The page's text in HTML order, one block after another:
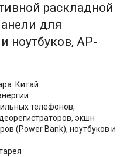
раскладной
для
ноутбуков, AP-
Китай
телефонов,
экшн
(Power Bank), ноутбуков и